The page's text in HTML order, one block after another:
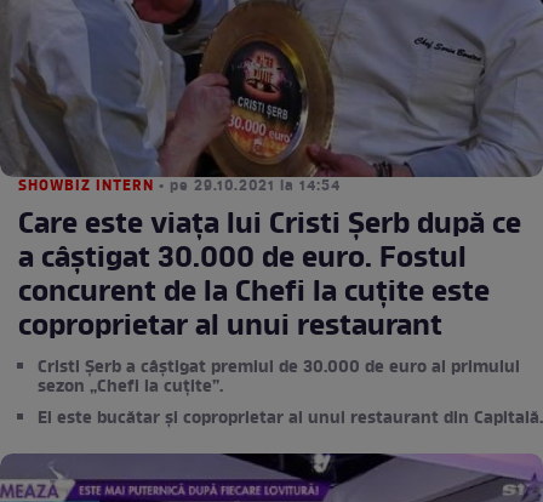
SHOWBIZ INTERN • pe 29.10.2021 la 14:54
Care este viața lui Cristi Șerb după ce
a câștigat 30.000 de euro. Fostul
concurent de la Chefi la cuțite este
coproprietar al unui restaurant
Cristi Șerb a câștigat premiul de 30.000 de euro al primului
sezon „Chefi la cuțite”.
El este bucătar și coproprietar al unui restaurant din Capitală.